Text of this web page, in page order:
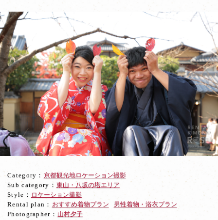
ロ
ケ
撮
影：
海
外
か
ら
秋
の
京
都
東
山
で
ケ
Category： 京都観光地ロケーション撮影
Sub category： 東山・八坂の塔エリア
Style： ロケーション撮影
Rental plan： おすすめ着物プラン
男性着物・浴衣プラン
Photographer： 山村夕子